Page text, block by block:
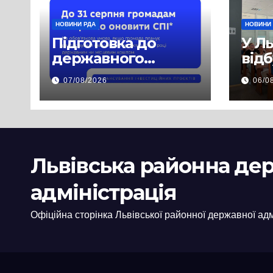
НОВИНИ РДА
Підготовка до
державного
фінансування на
2027 рік уже
триває
07/08/2026
НОВИНИ
У
06/
Львівська районна
адміністрація
Офіційна сторінка Львівської районної державної